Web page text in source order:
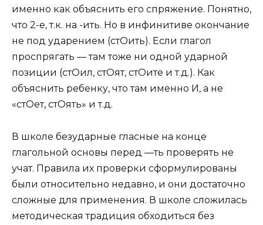
именно как объяснить его спряжение. Понятно,
что 2-е, т.к. на -ить. Но в инфинитиве окончание
не под ударением (стОить). Если глагол
проспрягать — там тоже ни одной ударной
позиции (стОил, стОят, стОите и т.д.). Как
объяснить ребенку, что там именно И, а не
«стОет, стОять» и т.д.
В школе безударные гласные на конце
глагольной основы перед —ть проверять не
учат. Правила их проверки сформулированы
были относительно недавно, и они достаточно
сложные для применения. В школе сложилась
методическая традиция обходиться без